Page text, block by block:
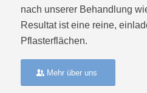
nach unserer Behandlung
Resultat ist eine reine,
Pflasterflächen.
Mehr über uns